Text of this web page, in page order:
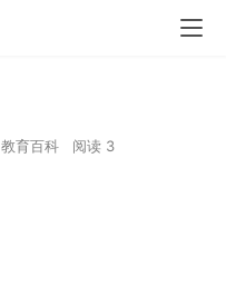
教育百科 阅读 3